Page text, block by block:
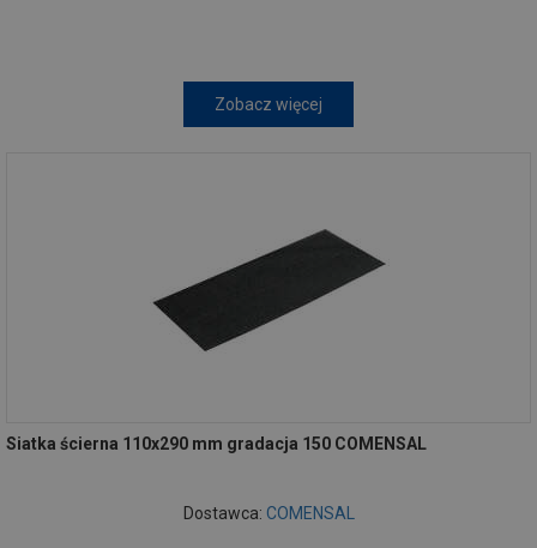
Zobacz więcej
Siatka ścierna 110x290 mm gradacja 150 COMENSAL
Dostawca: COMENSAL